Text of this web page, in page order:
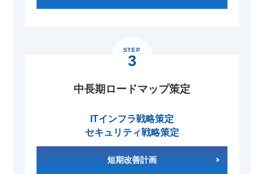
STEP
3
中長期ロードマップ策定
ITインフラ戦略策定
セキュリティ戦略策定
短期改善計画